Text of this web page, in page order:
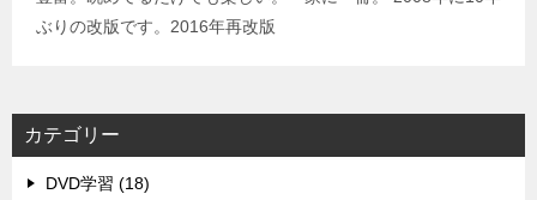
ぶりの改版です。2016年再改版
カテゴリー
DVD学習 (18)